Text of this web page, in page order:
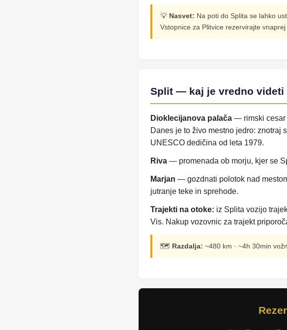
💡 Nasvet: Na poti do Splita se lahko
Vstopnice za Plitvice rezervirajte
Split — kaj je vredno videti
Dioklecijanova palača — rimski cesar
Danes je to živo mestno jedro: znotraj
UNESCO dedičina od leta 1979.
Riva — promenada ob morju, kjer se
Marjan — gozdnati polotok nad
jutranje teke in sprehode.
Trajekti na otoke: iz Splita vozijo
Vis. Nakup vozovnic za trajekt
🗺️ Razdalja: ~480 km · ~4h 30min